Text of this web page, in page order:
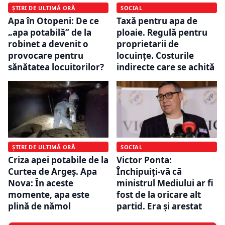
ȘTIRI DE ULTIMĂ ORĂ
Apa în Otopeni: De ce
„apa potabilă” de la
robinet a devenit o
provocare pentru
sănătatea locuitorilor?
SOCIAL
Taxă pentru apa de
ploaie. Regulă pentru
proprietarii de
locuințe. Costurile
indirecte care se achită
ȘTIRI DE ULTIMĂ ORĂ
Criza apei potabile de la
Curtea de Argeș. Apa
Nova: În aceste
momente, apa este
plină de nămol
SOCIAL
Victor Ponta:
Închipuiți-vă că
ministrul Mediului ar fi
fost de la oricare alt
partid. Era și arestat